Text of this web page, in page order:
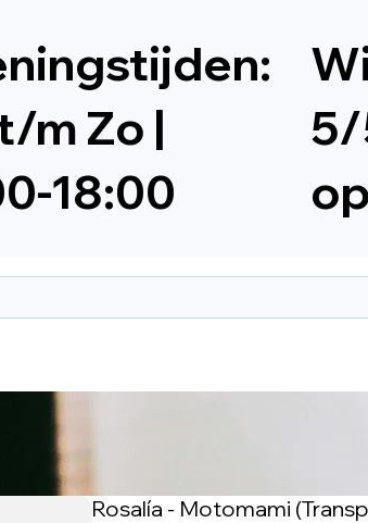
m Zo |
18:00
5/
Rosalía - Motomami